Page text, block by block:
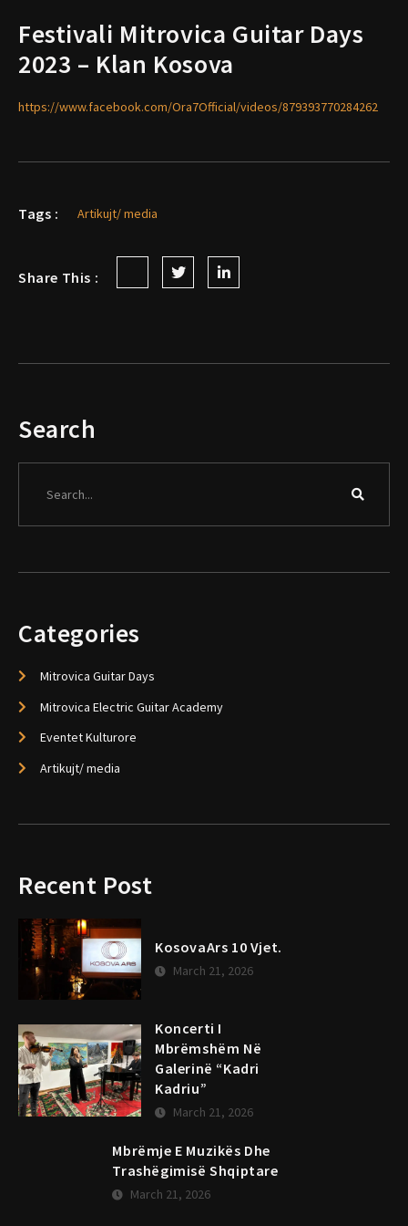
Search
Categories
Mitrovica Guitar Days
Mitrovica Electric Guitar Academy
Eventet Kulturore
Artikujt/ media
Recent Post
KosovaArs 10 Vjet.
March 21, 2026
Koncerti I
Mbrëmshëm Në
Galerinë “Kadri
Kadriu”
March 21, 2026
Mbrëmje E Muzikës Dhe
Trashëgimisë Shqiptare
March 21, 2026
Festivali Mitrovica Guitar Days
2023 – Klan Kosova
https://www.facebook.com/Ora7Official/videos/879393770284262
Tags : Artikujt/ media
Share This :